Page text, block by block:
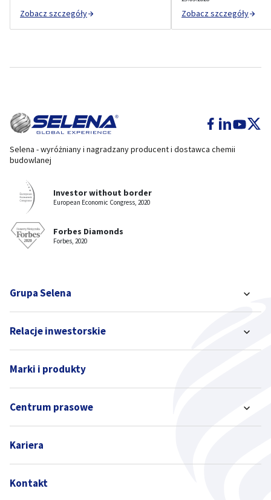
Zobacz szczegóły Zobacz szczegóły
Selena - wyróżniany i nagradzany producent i dostawca chemii
budowlanej
Investor without border
European Economic Congress, 2020
Forbes Diamonds
Forbes, 2020
Grupa Selena
Relacje inwestorskie
Marki i produkty
Centrum prasowe
Kariera
Kontakt